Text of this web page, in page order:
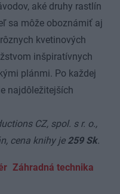
aké druhy rastlín
sa môže oboznámiť aj
kvetinových
inšpiratívnych
plánmi. Po každej
najdôležitejších
CZ, spol. s r. o.,
cena knihy je 259 Sk.
Záhradná technika